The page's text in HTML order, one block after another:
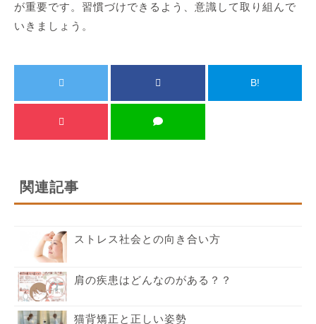
が重要です。習慣づけできるよう、意識して取り組んで
いきましょう。
B!
関連記事
ストレス社会との向き合い方
肩の疾患はどんなのがある？？
猫背矯正と正しい姿勢